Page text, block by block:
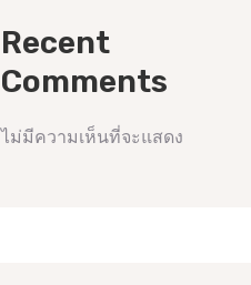
Recent
Comments
ไม่มีความเห็นที่จะแสดง